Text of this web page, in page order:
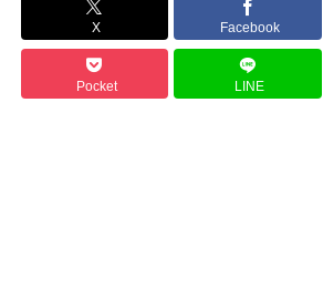
X Facebook
Pocket LINE